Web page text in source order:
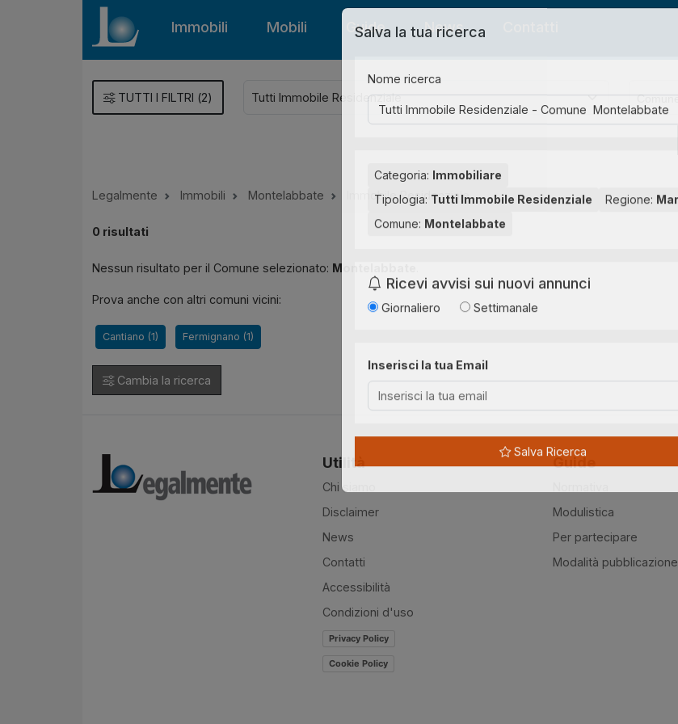
Immobili Mobili Guide News
TUTTI I FILTRI (2)
Legalmente Immobili Montelabbate Immobile Residenziale
0 risultati
Nessun risultato per il Comune selezionato: Montelabbate
Prova anche con altri comuni vicini:
Cantiano (1) Fermignano (1)
Cambia la ricerca
Utilità
Chi siamo
Disclaimer
News
Contatti
Accessibilità
Condizioni d'uso
Privacy Policy
Cookie Policy
Guide
Modulistica
Per partecipare
Modalità pubblicazione
Nome ricerca
Ricevi avvisi sui nuovi annunci
Inserisci la tua Email
Salva Ricerca